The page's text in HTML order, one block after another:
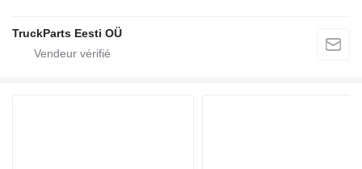
TruckParts Eesti OÜ